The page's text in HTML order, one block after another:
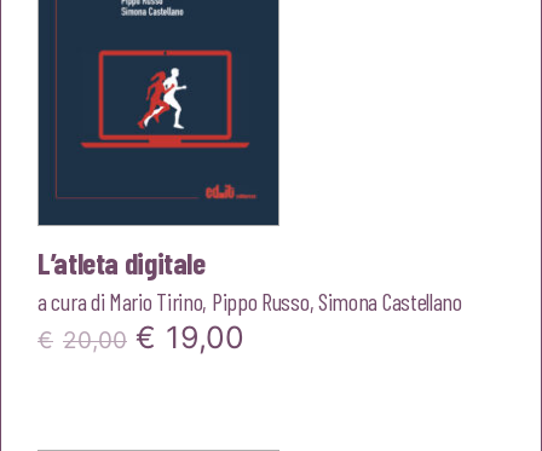
L’atleta digitale
a cura di Mario Tirino, Pippo Russo,Simona Castellano
€ 20,00 Il
€ 19,00